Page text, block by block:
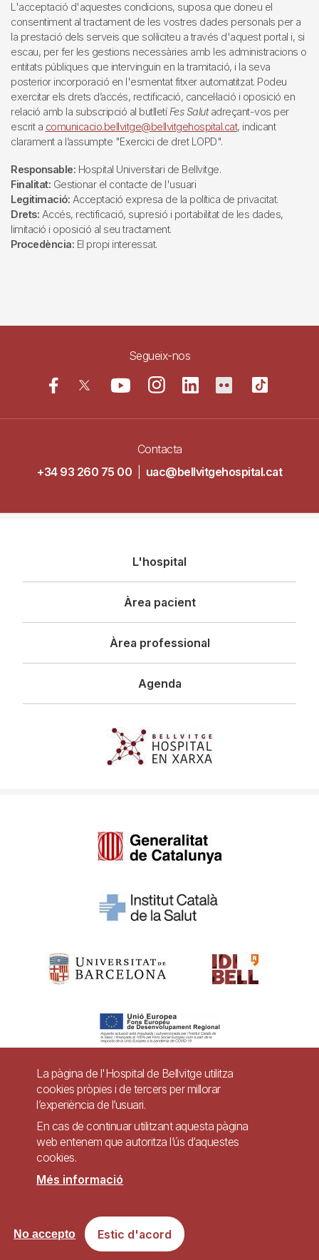
L'acceptació d'aquestes condicions, suposa que doneu el
consentiment al tractament de les vostres dades personals per a
la prestació dels serveis que sol·liciteu a través d'aquest portal i, si
escau, per fer les gestions necessàries amb les administracions o
entitats públiques que intervinguin en la tramitació, i la seva
posterior incorporació en l'esmentat fitxer automatitzat. Podeu
exercitar els drets d’accés, rectificació, cancel·lació i oposició en
relació amb la subscripció al butlletí Fes Salutadreçant-vos per
escrit a comunicacio.bellvitge@bellvitgehospital.cat, indicant
clarament a l’assumpte "Exercici de dret LOPD".
Responsable: Hospital Universitari de Bellvitge.
Finalitat: Gestionar el contacte de l'usuari
Legitimació: Acceptació expresa de la política de privacitat.
Drets: Accés, rectificació, supresió i portabilitat de les dades,
limitació i oposició al seu tractament.
Procedència: El propi interessat.
Segueix-nos
Contacta
+34 93 260 75 00
uac@bellvitgehospital.cat
principal
L'hospital
Àrea pacient
Àrea professional
Agenda
Pie
página
Contacte
Accessibilitat Avís legal Ajuda
Lloc web accessible de conformitat amb el Reial Decret 1112/2018, de 7 de
setembre, sobre accessibilitat dels llocs web i aplicacions per a dispositius
mòbils del sector públic.
La pàgina de l'Hospital de Bellvitge utilitza
cookies pròpies i de tercers per millorar
l’experiència de l’usuari.
En cas de continuar utilitzant aquesta pàgina
web entenem que autoritza l’ús d’aquestes
cookies.
Més informació
Estic d'acord
No accepto